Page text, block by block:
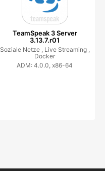
TeamSpeak 3 Server
3.13.7.r01
Soziale Netze , Live Streaming ,
Docker
ADM: 4.0.0, x86-64